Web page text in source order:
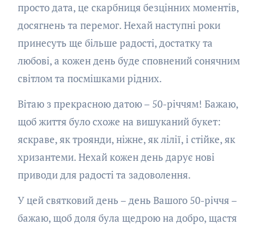
просто дата, це скарбниця безцінних моментів,
досягнень та перемог. Нехай наступні роки
принесуть ще більше радості, достатку та
любові, а кожен день буде сповнений сонячним
світлом та посмішками рідних.
Вітаю з прекрасною датою – 50-річчям! Бажаю,
щоб життя було схоже на вишуканий букет:
яскраве, як троянди, ніжне, як лілії, і стійке, як
хризантеми. Нехай кожен день дарує нові
приводи для радості та задоволення.
У цей святковий день – день Вашого 50-річчя –
бажаю, щоб доля була щедрою на добро, щастя